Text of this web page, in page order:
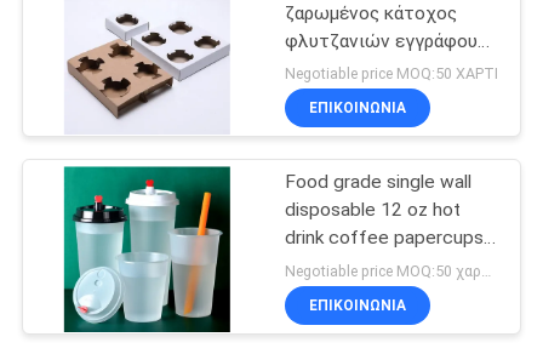
ΕΙΔΉΣΕΙΣ
SITEMAP
PRIVACY
POLICY
Πλαστικός δίσκος
σουσιών
86
109
ζαρωμένος κάτοχος
φλυτζανιών εγγράφου
τεσσάρων φλυτζανιού
καφέ για να πάρει μαζί
Negotiable price MOQ:50 ΧΑΡΤΙ
ΕΠΙΚΟΙΝΩΝΙΑ
Food grade single wall
disposable 12 oz hot
drink coffee papercups
white
Negotiable price MOQ:50 χαρτοκιβώτιο
ΕΠΙΚΟΙΝΩΝΙΑ